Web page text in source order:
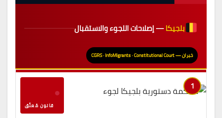
بلجيكا— إصلاحات اللجوء والاستقبال
خبران — CGRS · InfoMigrants · Constitutional Court
1
قانون مُعلَّق